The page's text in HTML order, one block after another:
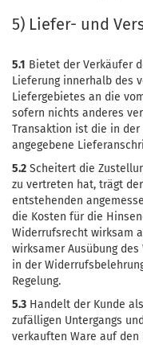
5) Liefer- und
5.1 Bietet der Verkäufer
Lieferung innerhalb des
Liefergebietes an die
sofern nichts anderes
Transaktion ist die in
angegebene
5.2 Scheitert die
zu vertreten hat, trägt
entstehenden
die Kosten für die
Widerrufsrecht wirksam
wirksamer Ausübung
in der
Regelung.
5.3 Handelt der Kunde
zufälligen Untergangs
verkauften Ware auf den